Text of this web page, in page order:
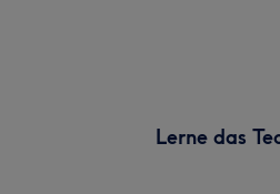
Lerne das